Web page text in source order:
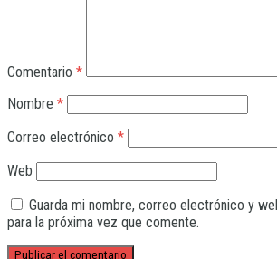
Comentario *
Nombre *
Correo electrónico *
Web
Guarda mi nombre, correo electrónico y
para la próxima vez que comente.